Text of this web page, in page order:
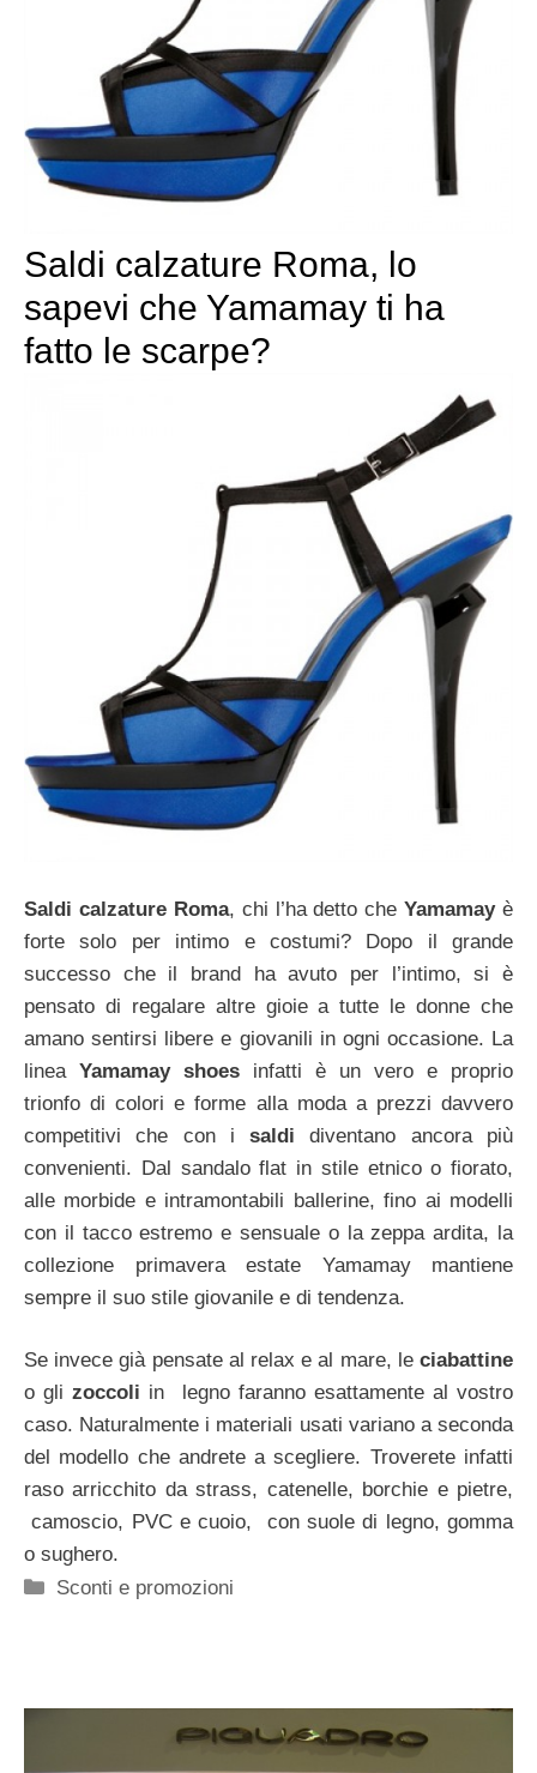
Saldi calzature Roma, lo
sapevi che Yamamay ti ha
fatto le scarpe?
Saldi calzature Roma, chi l’ha detto cheYamamayè
forte solo per intimo e costumi? Dopo il grande
successo che il brand ha avuto per l’intimo, si è
pensato di regalare altre gioie a tutte le donne che
amano sentirsi libere e giovanili in ogni occasione. La
linea Yamamay shoes infatti è un vero e proprio
trionfo di colori e forme alla moda a prezzi davvero
competitivi che con isaldi diventano ancora più
convenienti. Dal sandalo flat in stile etnico o fiorato,
alle morbide e intramontabili ballerine, fino ai modelli
con il tacco estremo e sensuale o la zeppa ardita, la
collezione primavera estate Yamamay mantiene
sempre il suo stile giovanile e di tendenza.
Se invece già pensate al relax e al mare, le ciabattine
o glizoccoli in legno faranno esattamente al vostro
caso. Naturalmente i materiali usati variano a seconda
del modello che andrete a scegliere. Troverete infatti
raso arricchito da strass, catenelle, borchie e pietre,
camoscio, PVC e cuoio, con suole di legno, gomma
o sughero.
Categorie
Sconti e promozioni